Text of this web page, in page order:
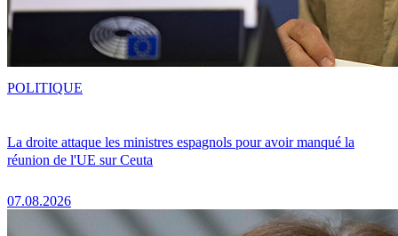
La droite attaque les ministres espagnols pour avoir manqué la
réunion de l'UE sur Ceuta
07.08.2026
POLITIQUE